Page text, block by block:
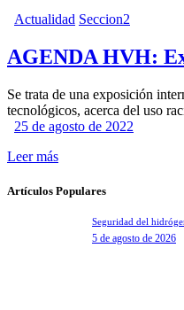
Actualidad Seccion2
AGENDA HVH:
Se trata de una exposición
tecnológicos, acerca del uso
25 de agosto de 2022
Leer más
Artículos Populares
Seguridad del
5 de agosto de 2026